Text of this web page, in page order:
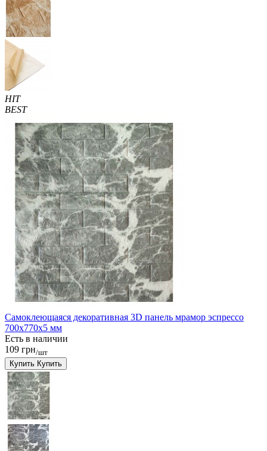
HIT
BEST
Самоклеющаяся декоративная 3D панель мрамор эспрессо
700x770x5 мм
Есть в наличии
109 грн/шт
Купить Купить